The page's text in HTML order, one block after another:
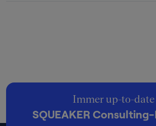
Immer up-to-date
SQUEAKER